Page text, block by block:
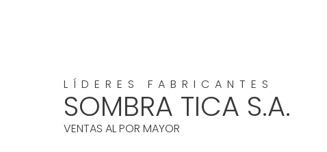
LÍDERES FABRICANTES
SOMBRA TICA S.A.
VENTAS AL POR MAYOR